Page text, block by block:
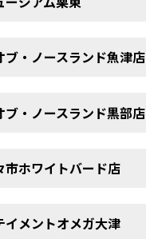
ブ・ノースランド魚津店
ブ・ノースランド黒部店
市ホワイトバード店
イメントオメガ大津